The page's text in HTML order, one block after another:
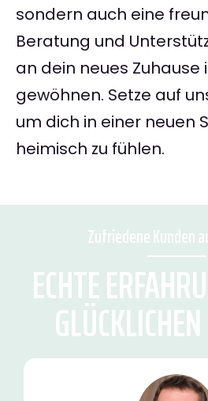
sondern auch eine
Beratung und
an dein neues Zuhause
gewöhnen. Setze auf
um dich in einer neuen
heimisch zu fühlen.
Zufriedene Kunden
ECHTE